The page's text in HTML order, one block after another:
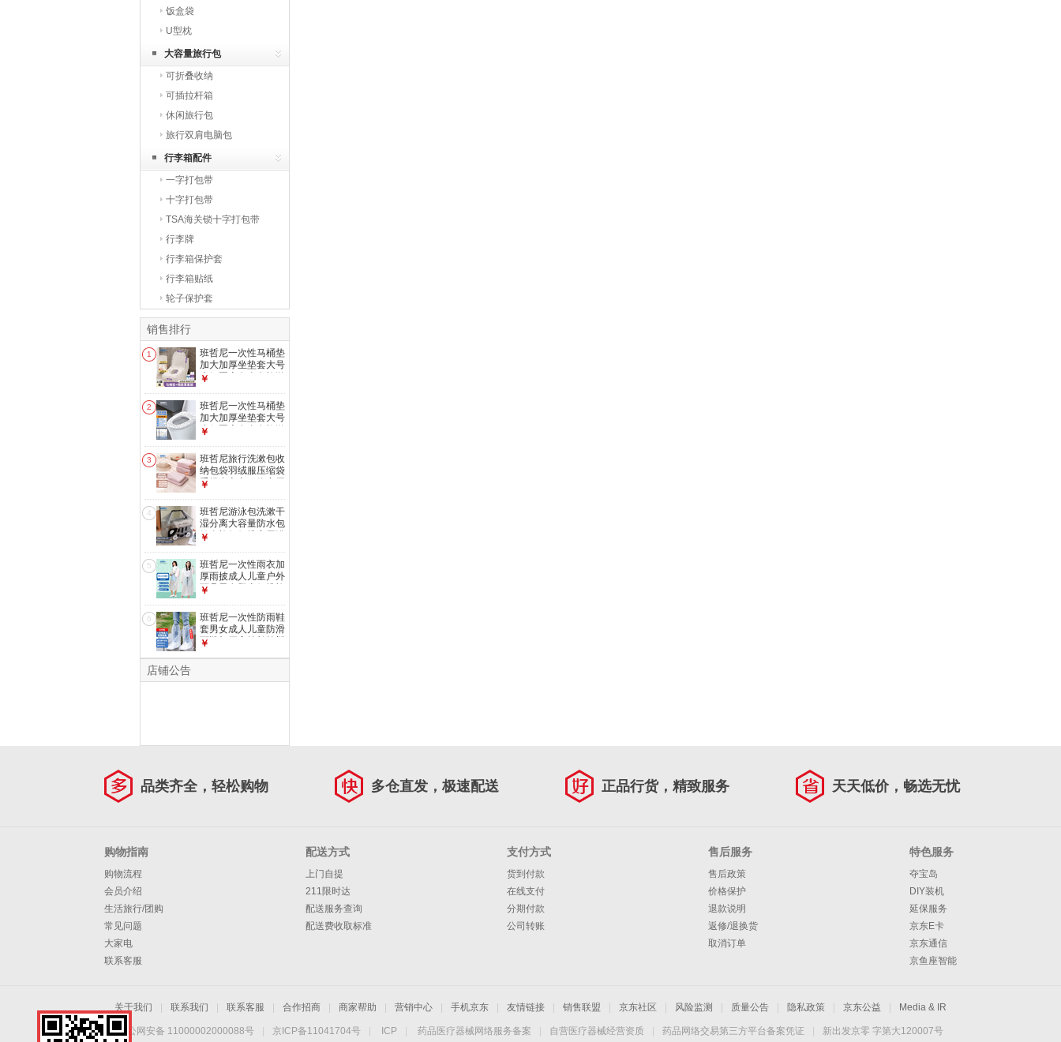
饭盒袋
U型枕
大容量旅行包
可折叠收纳
可插拉杆箱
休闲旅行包
旅行双肩电脑包
行李箱配件
一字打包带
十字打包带
TSA海关锁十字打包带
行李牌
行李箱保护套
行李箱贴纸
轮子保护套
销售排行
1
班哲尼一次性马桶垫
加大加厚坐垫套大号
坐便圈座套全套旅游
￥
2
班哲尼一次性马桶垫
加大加厚坐垫套大号
坐便圈座套全套旅游
￥
3
班哲尼旅行洗漱包收
纳包袋羽绒服压缩袋
手提内衣衣服物家用
￥
4
班哲尼游泳包洗漱干
湿分离大容量防水包
健身旅行便携家用浴
￥
5
班哲尼一次性雨衣加
厚雨披成人儿童户外
雨具男女登山便携旅
￥
6
班哲尼一次性防雨鞋
套男女成人儿童防滑
雨靴加厚高筒长筒塑
￥
店铺公告
客服热线：18515039510
服务时间是周一至周日8：00-
品类齐全，轻松购物 多仓直发，极速配送 正品行货，精致服务 天天低价，畅选无忧
购物指南
购物流程
会员介绍
生活旅行/团购
常见问题
大家电
联系客服
配送方式
上门自提
211限时达
配送服务查询
配送费收取标准
支付方式
货到付款
在线支付
分期付款
公司转账
售后服务
售后政策
价格保护
退款说明
返修/退换货
取消订单
特色服务
夺宝岛
DIY装机
延保服务
京东E卡
京东通信
京鱼座智能
关于我们 联系我们 联系客服 合作招商 商家帮助 营销中心 手机京东 友情链接 销售联盟 京东社区 风险监测 质量公告 隐私政策 京东公益 Media & IR
京公网安备 11000002000088号 京ICP备11041704号 ICP 药品医疗器械网络服务备案 自营医疗器械经营资质 药品网络交易第三方平台备案凭证 新出发京零 字第大120007号